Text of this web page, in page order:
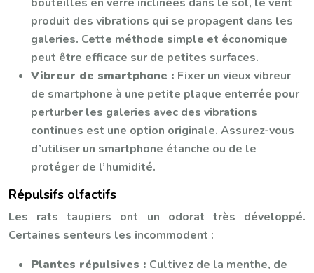
produit des vibrations qui se propagent dans les
galeries. Cette méthode simple et économique
peut être efficace sur de petites surfaces.
Vibreur de smartphone : Fixer un vieux vibreur
de smartphone à une petite plaque enterrée pour
perturber les galeries avec des vibrations
continues est une option originale. Assurez-vous
d’utiliser un smartphone étanche ou de le
protéger de l’humidité.
Répulsifs olfactifs
Les rats taupiers ont un odorat très développé.
Certaines senteurs les incommodent :
Plantes répulsives : Cultivez de la menthe, de